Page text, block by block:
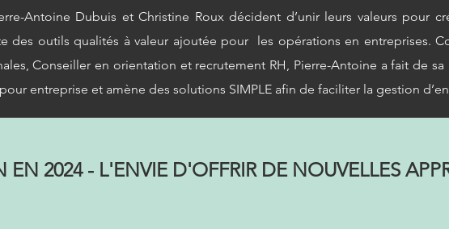
Antoine Dubuis et Christine Roux décident d’unir leurs valeurs pour
des outils qualités à valeur ajoutée pour les opérations en entreprises.
Conseiller en orientation et recrutement RH, Pierre-Antoine a fait de
pour entreprise et amène des solutions SIMPLE afin de faciliter la gestion
EN 2024 - L'ENVIE D'OFFRIR DE NOUVELLES